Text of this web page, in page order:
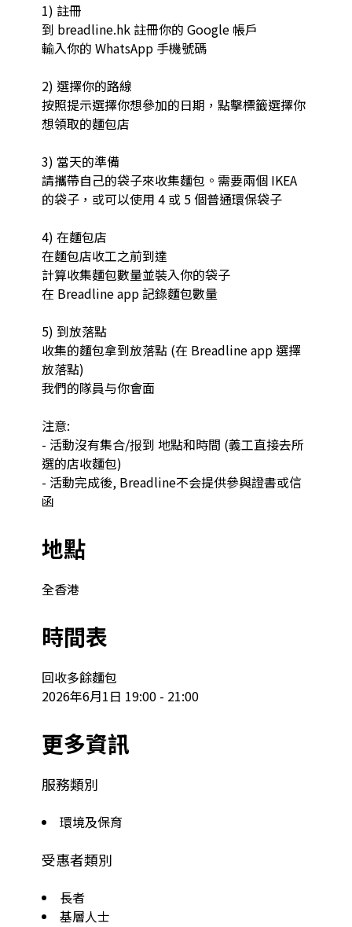
1) 註冊
到 breadline.hk 註冊你的 Google 帳戶
輸入你的 WhatsApp 手機號碼
2) 選擇你的路線
按照提示選擇你想參加的日期，點擊標籤選擇你
想領取的麵包店
3) 當天的準備
請攜帶自己的袋子來收集麵包。需要兩個 IKEA
的袋子，或可以使用 4 或 5 個普通環保袋子
4) 在麵包店
在麵包店收工之前到達
計算收集麵包數量並裝入你的袋子
在 Breadline app 記錄麵包數量
5) 到放落點
收集的麵包拿到放落點 (在 Breadline app 選擇
放落點)
我們的隊員与你會面
注意:
- 活動沒有集合/报到 地點和時間 (義工直接去所
選的店收麵包)
- 活動完成後, Breadline不会提供參與證書或信
函
地點
全香港
時間表
回收多餘麵包
2026年6月1日 19:00 - 21:00
更多資訊
服務類別
環境及保育
受惠者類別
長者
基層人士